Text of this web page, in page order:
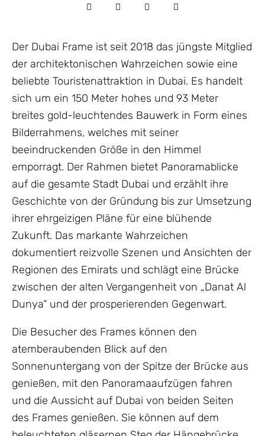
Der Dubai Frame ist seit 2018 das jüngste Mitglied
der architektonischen Wahrzeichen sowie eine
beliebte Touristenattraktion in Dubai. Es handelt
sich um ein 150 Meter hohes und 93 Meter
breites gold-leuchtendes Bauwerk in Form eines
Bilderrahmens, welches mit seiner
beeindruckenden Größe in den Himmel
emporragt. Der Rahmen bietet Panoramablicke
auf die gesamte Stadt Dubai und erzählt ihre
Geschichte von der Gründung bis zur Umsetzung
ihrer ehrgeizigen Pläne für eine blühende
Zukunft. Das markante Wahrzeichen
dokumentiert reizvolle Szenen und Ansichten der
Regionen des Emirats und schlägt eine Brücke
zwischen der alten Vergangenheit von „Danat Al
Dunya“ und der prosperierenden Gegenwart.
Die Besucher des Frames können den
atemberaubenden Blick auf den
Sonnenuntergang von der Spitze der Brücke aus
genießen, mit den Panoramaaufzügen fahren
und die Aussicht auf Dubai von beiden Seiten
des Frames genießen. Sie können auf dem